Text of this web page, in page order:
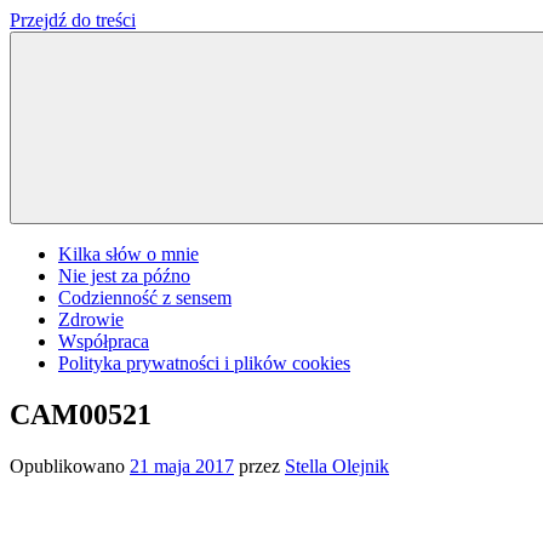
Przejdź do treści
Kilka słów o mnie
Nie jest za późno
Codzienność z sensem
Zdrowie
Współpraca
Polityka prywatności i plików cookies
CAM00521
Opublikowano 21 maja 2017 przez Stella Olejnik